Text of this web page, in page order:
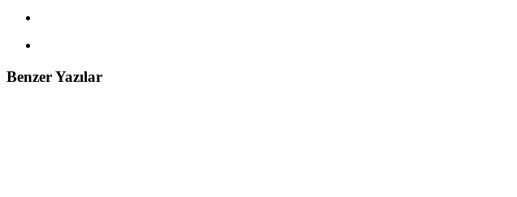
Benzer Yazılar